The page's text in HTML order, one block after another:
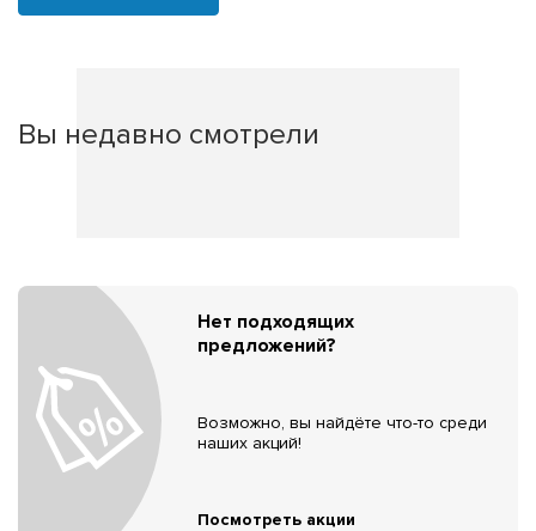
Вы недавно смотрели
Нет подходящих
предложений?
Возможно, вы найдёте что-то среди
наших акций!
Посмотреть акции